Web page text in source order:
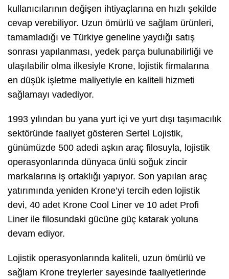
kullanıcılarının değişen ihtiyaçlarına en hızlı şekilde
cevap verebiliyor. Uzun ömürlü ve sağlam ürünleri,
tamamladığı ve Türkiye geneline yaydığı satış
sonrası yapılanması, yedek parça bulunabilirliği ve
ulaşılabilir olma ilkesiyle Krone, lojistik firmalarına
en düşük işletme maliyetiyle en kaliteli hizmeti
sağlamayı vadediyor.
1993 yılından bu yana yurt içi ve yurt dışı taşımacılık
sektöründe faaliyet gösteren Sertel Lojistik,
günümüzde 500 adedi aşkın araç filosuyla, lojistik
operasyonlarında dünyaca ünlü soğuk zincir
markalarına iş ortaklığı yapıyor. Son yapılan araç
yatırımında yeniden Krone’yi tercih eden lojistik
devi, 40 adet Krone Cool Liner ve 10 adet Profi
Liner ile filosundaki gücüne güç katarak yoluna
devam ediyor.
Lojistik operasyonlarında kaliteli, uzun ömürlü ve
sağlam Krone treylerler sayesinde faaliyetlerinde